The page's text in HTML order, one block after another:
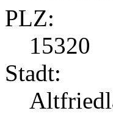
PLZ:
15320
Stadt: